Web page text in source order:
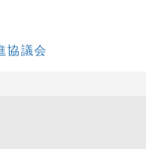
協議会